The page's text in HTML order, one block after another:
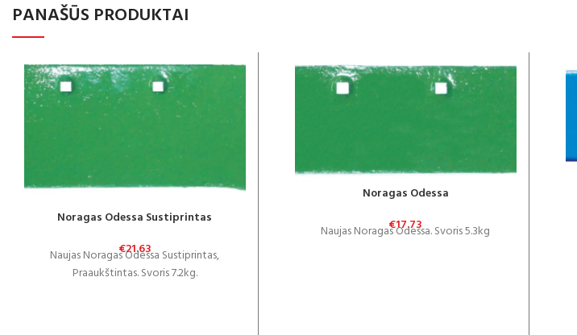
PANAŠŪS PRODUKTAI
Noragas Odessa Sustiprintas
€21.63
Naujas Noragas Odessa Sustiprintas,
Praaukštintas. Svoris 7.2kg.
Noragas Odessa
€17.73
Naujas Noragas Odessa. Svoris 5.3kg